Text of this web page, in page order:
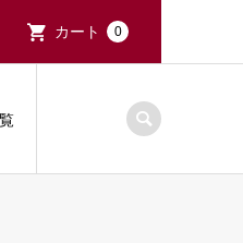
カート 0